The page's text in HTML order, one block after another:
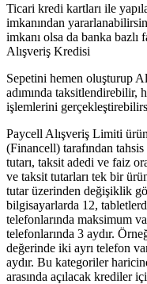
Ticari kredi kartları ile
imkanından
imkanı olsa da banka bazlı
Alışveriş Kredisi
Sepetini hemen oluşturup
adımında taksitlendirebilir,
işlemlerini
Paycell Alışveriş Limiti
(Financell) tarafından
tutarı, taksit adedi ve faiz
ve taksit tutarları tek bir
tutar üzerinden değişiklik
bilgisayarlarda 12,
telefonlarında maksimum
telefonlarında 3 aydır.
değerinde iki ayrı telefon
aydır. Bu kategoriler
arasında açılacak krediler